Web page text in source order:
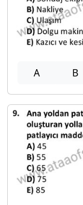
A B